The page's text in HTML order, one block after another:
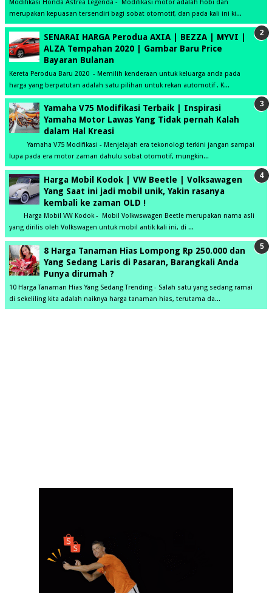
Modifikasi Honda Astrea Legenda - Modifikasi motor adalah hobi dan
merupakan kepuasan tersendiri bagi sobat otomotif, dan pada kali ini ki...
SENARAI HARGA Perodua AXIA | BEZZA | MYVI |
ALZA Tempahan 2020 | Gambar Baru Price
Bayaran Bulanan
Kereta Perodua Baru 2020 - Memilih kenderaan untuk keluarga anda pada
harga yang berpatutan adalah satu pilihan untuk rekan automotif . K...
Yamaha V75 Modifikasi Terbaik | Inspirasi
Yamaha Motor Lawas Yang Tidak pernah Kalah
dalam Hal Kreasi
Yamaha V75 Modifikasi - Menjelajah era tekonologi terkini jangan sampai
lupa pada era motor zaman dahulu sobat otomotif, mungkin...
Harga Mobil Kodok | VW Beetle | Volksawagen
Yang Saat ini jadi mobil unik, Yakin rasanya
kembali ke zaman OLD !
Harga Mobil VW Kodok - Mobil Volkwswagen Beetle merupakan nama asli
yang dirilis oleh Volkswagen untuk mobil antik kali ini, di ...
8 Harga Tanaman Hias Lompong Rp 250.000 dan
Yang Sedang Laris di Pasaran, Barangkali Anda
Punya dirumah ?
10 Harga Tanaman Hias Yang Sedang Trending - Salah satu yang sedang ramai
di sekeliling kita adalah naiknya harga tanaman hias, terutama da...